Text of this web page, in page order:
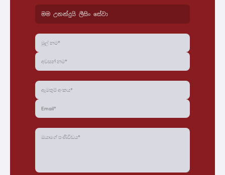
මම උනන්දුයි ලීසිං සේවා